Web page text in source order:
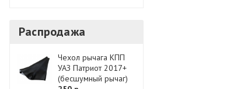
Распродажа
Чехол рычага КПП
УАЗ Патриот 2017+
(бесшумный рычаг)